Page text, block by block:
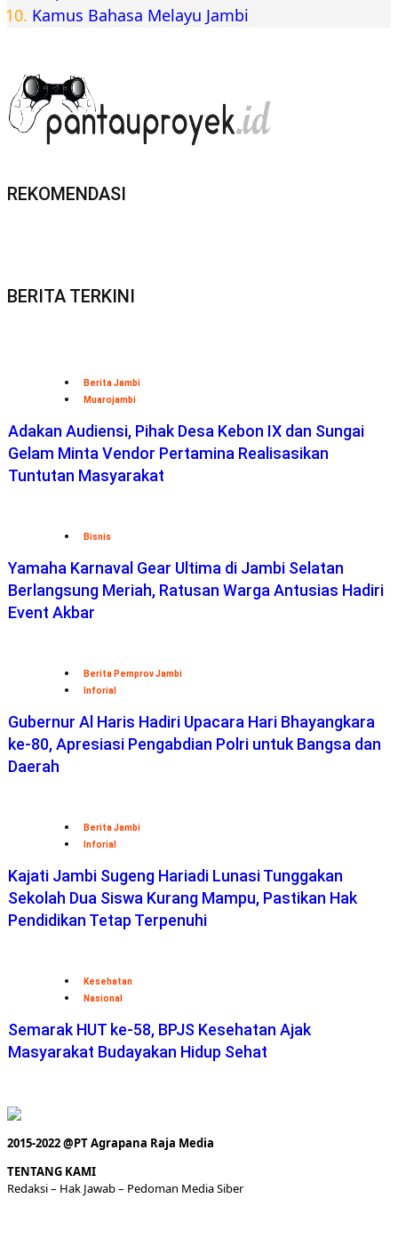
Kamus Bahasa Melayu Jambi
REKOMENDASI
BERITA TERKINI
Berita Jambi
Muarojambi
Adakan Audiensi, Pihak Desa Kebon IX dan Sungai
Gelam Minta Vendor Pertamina Realisasikan
Tuntutan Masyarakat
Bisnis
Yamaha Karnaval Gear Ultima di Jambi Selatan
Berlangsung Meriah, Ratusan Warga Antusias Hadiri
Event Akbar
Berita Pemprov Jambi
Inforial
Gubernur Al Haris Hadiri Upacara Hari Bhayangkara
ke-80, Apresiasi Pengabdian Polri untuk Bangsa dan
Daerah
Berita Jambi
Inforial
Kajati Jambi Sugeng Hariadi Lunasi Tunggakan
Sekolah Dua Siswa Kurang Mampu, Pastikan Hak
Pendidikan Tetap Terpenuhi
Kesehatan
Nasional
Semarak HUT ke-58, BPJS Kesehatan Ajak
Masyarakat Budayakan Hidup Sehat
2015-2022 @PT Agrapana Raja Media
TENTANG KAMI
Redaksi– Hak Jawab – Pedoman Media Siber